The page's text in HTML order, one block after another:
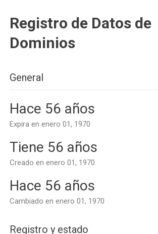
Registro de Datos de
Dominios
General
Hace 56 años
Expira en enero 01, 1970
Tiene 56 años
Creado en enero 01, 1970
Hace 56 años
Cambiado en enero 01, 1970
Registro y estado